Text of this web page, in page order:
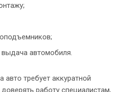
автомобиля.
авто требует аккуратной
работу специалистам,